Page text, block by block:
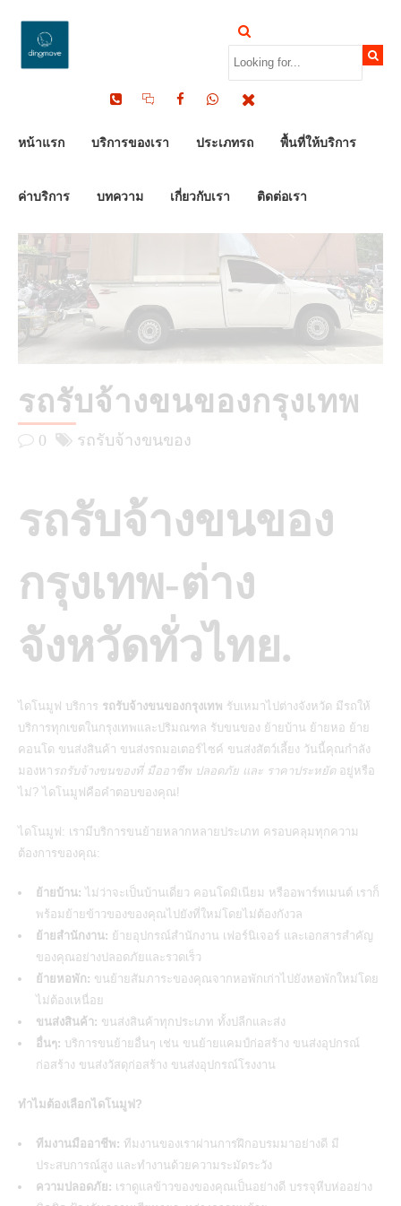
หน้าแรก บริการของเรา ประเภทรถ พื้นที่ให้บริการ
ค่าบริการ บทความ เกี่ยวกับเรา ติดต่อเรา
รถรับจ้างขนของกรุงเทพ
0 รถรับจ้างขนของ
รถรับจ้างขนของ
กรุงเทพ-ต่าง
จังหวัดทั่วไทย.
ไดโนมูฟ บริการ รถรับจ้างขนของกรุงเทพ รับเหมาไปต่างจังหวัด มีรถให้
บริการทุกเขตในกรุงเทพและปริมณฑล รับขนของ ย้ายบ้าน ย้ายหอ ย้าย
คอนโด ขนส่งสินค้า ขนส่งรถมอเตอร์ไซค์ ขนส่งสัตว์เลี้ยง วันนี้คุณกำลัง
มองหา รถรับจ้างขนของที่ มืออาชีพ ปลอดภัย และ ราคาประหยัด อยู่หรือ
ไม่? ไดโนมูฟคือคำตอบของคุณ!
ไดโนมูฟ: เรามีบริการขนย้ายหลากหลายประเภท ครอบคลุมทุกความ
ต้องการของคุณ:
ย้ายบ้าน: ไม่ว่าจะเป็นบ้านเดี่ยว คอนโดมิเนียม หรืออพาร์ทเมนต์ เราก็
พร้อมย้ายข้าวของของคุณไปยังที่ใหม่โดยไม่ต้องกังวล
ย้ายสำนักงาน: ย้ายอุปกรณ์สำนักงาน เฟอร์นิเจอร์ และเอกสารสำคัญ
ของคุณอย่างปลอดภัยและรวดเร็ว
ย้ายหอพัก: ขนย้ายสัมภาระของคุณจากหอพักเก่าไปยังหอพักใหม่โดย
ไม่ต้องเหนื่อย
ขนส่งสินค้า: ขนส่งสินค้าทุกประเภท ทั้งปลีกและส่ง
อื่นๆ: บริการขนย้ายอื่นๆ เช่น ขนย้ายแคมป์ก่อสร้าง ขนส่งอุปกรณ์
ก่อสร้าง ขนส่งวัสดุก่อสร้าง ขนส่งอุปกรณ์โรงงาน
ทำไมต้องเลือกไดโนมูฟ?
ทีมงานมืออาชีพ: ทีมงานของเราผ่านการฝึกอบรมมาอย่างดี มี
ประสบการณ์สูง และทำงานด้วยความระมัดระวัง
ความปลอดภัย: เราดูแลข้าวของของคุณเป็นอย่างดี บรรจุหีบห่ออย่าง